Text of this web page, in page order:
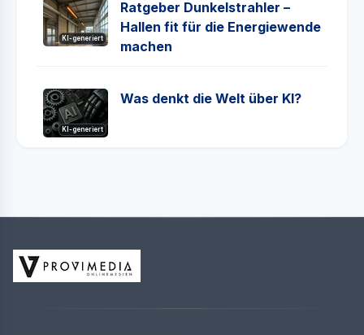
KI-generiert
Ratgeber Dunkelstrahler –
Hallen fit für die Energiewende
machen
KI-generiert
Was denkt die Welt über KI?